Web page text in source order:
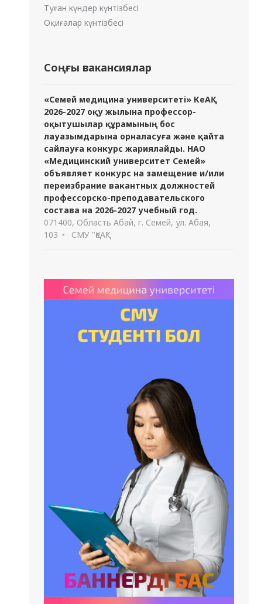
Туған күндер күнтізбесі
Оқиғалар күнтізбесі
Соңғы вакансиялар
«Семей медицина университеті» КеАҚ
2026-2027 оқу жылына профессор-
оқытушылар құрамының бос
лауазымдарына орналасуға және қайта
сайлауға конкурс жариялайды. НАО
«Медицинский университет Семей»
объявляет конкурс на замещение и/или
переизбрание вакантных должностей
профессорско-преподавательского
состава на 2026-2027 учебный год.
071400, Область Абай, г. Семей, ул. Абая,
103
СМУ "ҚеАҚ"